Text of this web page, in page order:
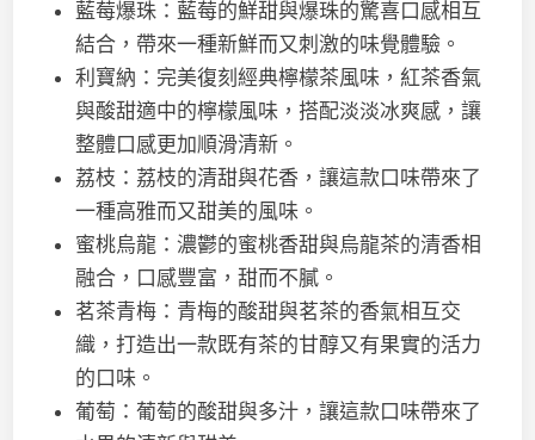
藍莓爆珠：藍莓的鮮甜與爆珠的驚喜口感相互
結合，帶來一種新鮮而又刺激的味覺體驗。
利寶納：完美復刻經典檸檬茶風味，紅茶香氣
與酸甜適中的檸檬風味，搭配淡淡冰爽感，讓
整體口感更加順滑清新。
荔枝：荔枝的清甜與花香，讓這款口味帶來了
一種高雅而又甜美的風味。
蜜桃烏龍：濃鬱的蜜桃香甜與烏龍茶的清香相
融合，口感豐富，甜而不膩。
茗茶青梅：青梅的酸甜與茗茶的香氣相互交
織，打造出一款既有茶的甘醇又有果實的活力
的口味。
葡萄：葡萄的酸甜與多汁，讓這款口味帶來了